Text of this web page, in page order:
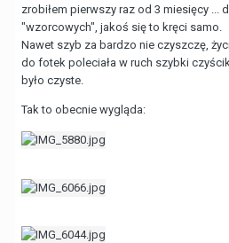
zrobiłem pierwszy raz od 3 miesięcy ...
"wzorcowych", jakoś się to kręci samo.
Nawet szyb za bardzo nie czyszczę,
do fotek poleciała w ruch szybki
było czyste.
Tak to obecnie wygląda: